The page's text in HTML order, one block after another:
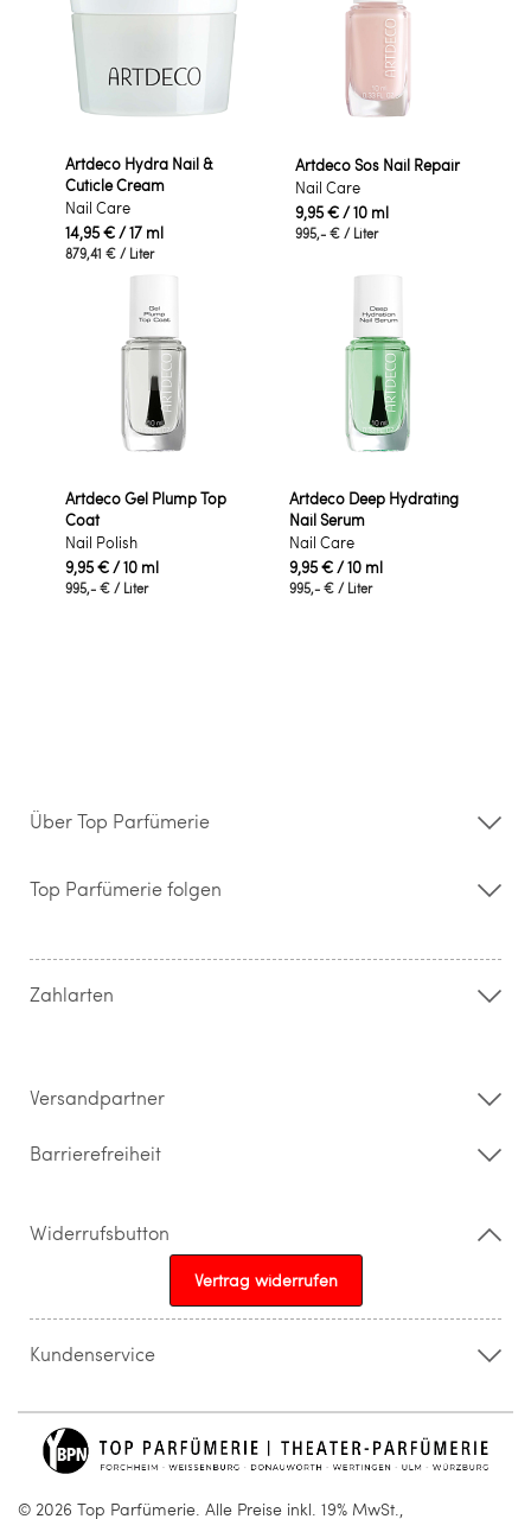
Artdeco Hydra Nail &
Cuticle Cream
Nail Care
14,95 €/ 17 ml
879,41 € / Liter
Artdeco Sos Nail Repair
Nail Care
9,95 €/ 10 ml
995,- € / Liter
Artdeco Gel Plump Top
Coat
Nail Polish
9,95 €/ 10 ml
995,- € / Liter
Artdeco Deep Hydrating
Nail Serum
Nail Care
9,95 €/ 10 ml
995,- € / Liter
Über Top Parfümerie
Storefinder
Kontakt
Widerrufsrecht & Rückgabebedingungen
Top Parfümerie folgen
Zahlarten
Versandpartner
Barrierefreiheit
Widerrufsbutton
Vertrag widerrufen
Kundenservice
info@topparfuemerie.de
© 2026 Top Parfümerie. Alle Preise inkl. 19% MwSt.,